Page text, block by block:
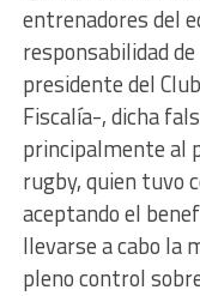
entrenadores del
responsabilidad
presidente del
Fiscalía-, dicha
principalmente al
rugby, quien tuvo
aceptando el
llevarse a cabo la
pleno control